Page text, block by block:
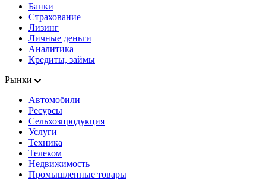
Банки
Страхование
Лизинг
Личные деньги
Аналитика
Кредиты, займы
Рынки
Автомобили
Ресурсы
Сельхозпродукция
Услуги
Техника
Телеком
Недвижимость
Промышленные товары